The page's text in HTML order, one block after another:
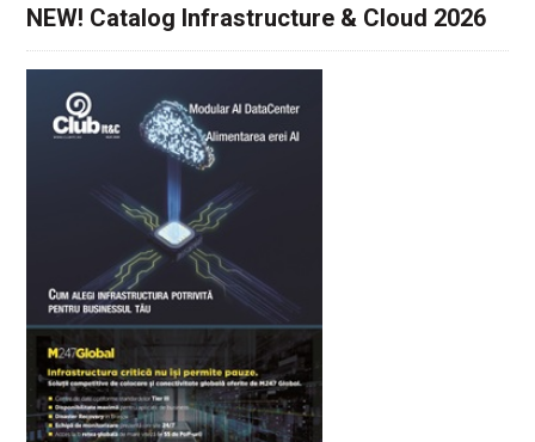
NEW! Catalog Infrastructure & Cloud 2026